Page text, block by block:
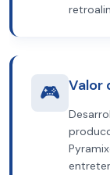
🎮 Valor